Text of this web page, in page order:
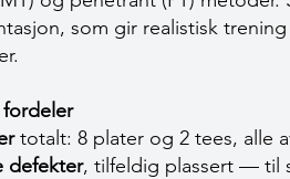
som gir realistisk
totalt: 8 plater og 2 tees, alle
defekter, tilfeldig plassert — til